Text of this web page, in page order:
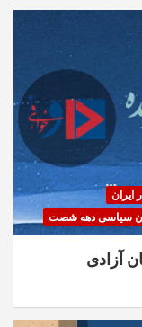
ایران
سیاسی دهه شصت
آزادی